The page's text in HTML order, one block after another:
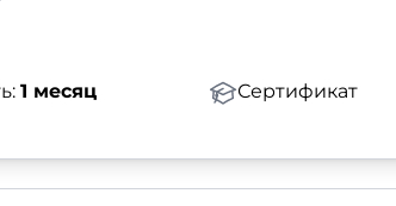
1 месяц Сертификат